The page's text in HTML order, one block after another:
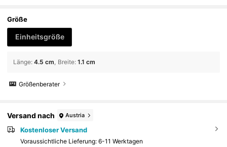
Größe
Einheitsgröße
Länge: 4.5 cm Breite: 1.1 cm
Größenberater
Versand nach Austria
Kostenloser Versand
Voraussichtliche Lieferung: 6-11 Werktagen